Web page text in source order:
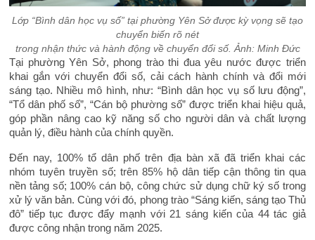
Lớp “Bình dân học vụ số” tại phường Yên Sở được kỳ vọng sẽ tạo
chuyển biến rõ nét
trong nhận thức và hành động về chuyển đổi số. Ảnh: Minh Đức
Tại phường Yên Sở, phong trào thi đua yêu nước được triển
khai gắn với chuyển đổi số, cải cách hành chính và đổi mới
sáng tạo. Nhiều mô hình, như: “Bình dân học vụ số lưu động”,
“Tổ dân phố số”, “Cán bộ phường số” được triển khai hiệu quả,
góp phần nâng cao kỹ năng số cho người dân và chất lượng
quản lý, điều hành của chính quyền.
Đến nay, 100% tổ dân phố trên địa bàn xã đã triển khai các
nhóm tuyên truyền số; trên 85% hộ dân tiếp cận thông tin qua
nền tảng số; 100% cán bộ, công chức sử dụng chữ ký số trong
xử lý văn bản. Cùng với đó, phong trào “Sáng kiến, sáng tạo Thủ
đô” tiếp tục được đẩy mạnh với 21 sáng kiến của 44 tác giả
được công nhận trong năm 2025.